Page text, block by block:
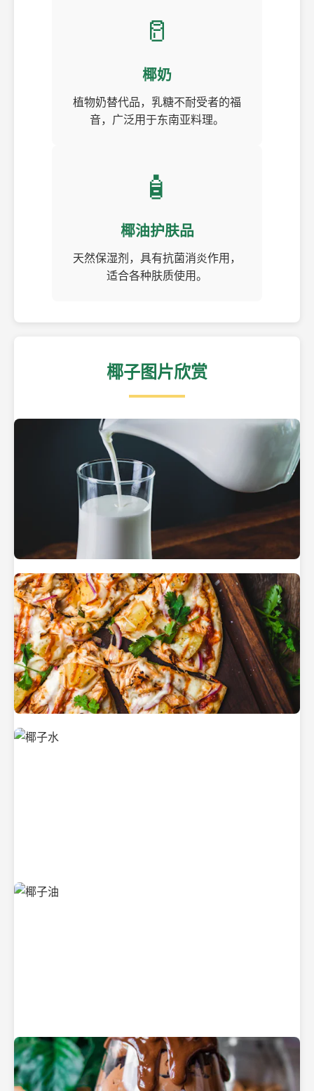
🥛
椰奶
植物奶替代品，乳糖不耐受者的福
音，广泛用于东南亚料理。
🧴
椰油护肤品
天然保湿剂，具有抗菌消炎作用，
适合各种肤质使用。
椰子图片欣赏
热带海滩上的椰子树
新鲜采摘的椰子
清凉解渴的椰子水
纯净的初榨椰子油